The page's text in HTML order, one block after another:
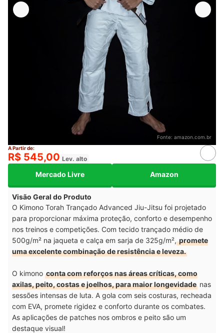
Fonte: amazon.com.br
A Partir de:
R$ 545,00 Lev. alto
Mercado Livre Amazon
Visão Geral do Produto
O Kimono Torah Trançado Advanced Jiu-Jitsu foi projetado
para proporcionar máxima proteção, conforto e desempenho
nos treinos e competições. Com tecido trançado médio de
500g/m² na jaqueta e calça em sarja de 325g/m²,promete
uma excelente combinação de resistência e leveza.
O kimono conta com reforços nas áreas críticas, como
axilas, peito, costas e joelhos, para maior longevidade nas
sessões intensas de luta. A gola com seis costuras, recheada
com EVA, promete rigidez e conforto durante os combates.
As aplicações de patches nos ombros e peito são um
destaque visual!